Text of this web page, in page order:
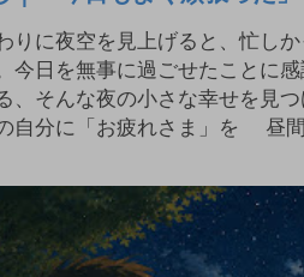
りに夜空を見上げると、忙し
今日を無事に過ごせたことに
、そんな夜の小さな幸せを見
自分に「お疲れさま」を 昼